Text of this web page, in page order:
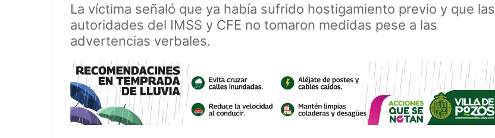
La víctima señaló que ya había sufrido hostigamiento previo y que las
autoridades del IMSS y CFE no tomaron medidas pese a las
advertencias verbales.